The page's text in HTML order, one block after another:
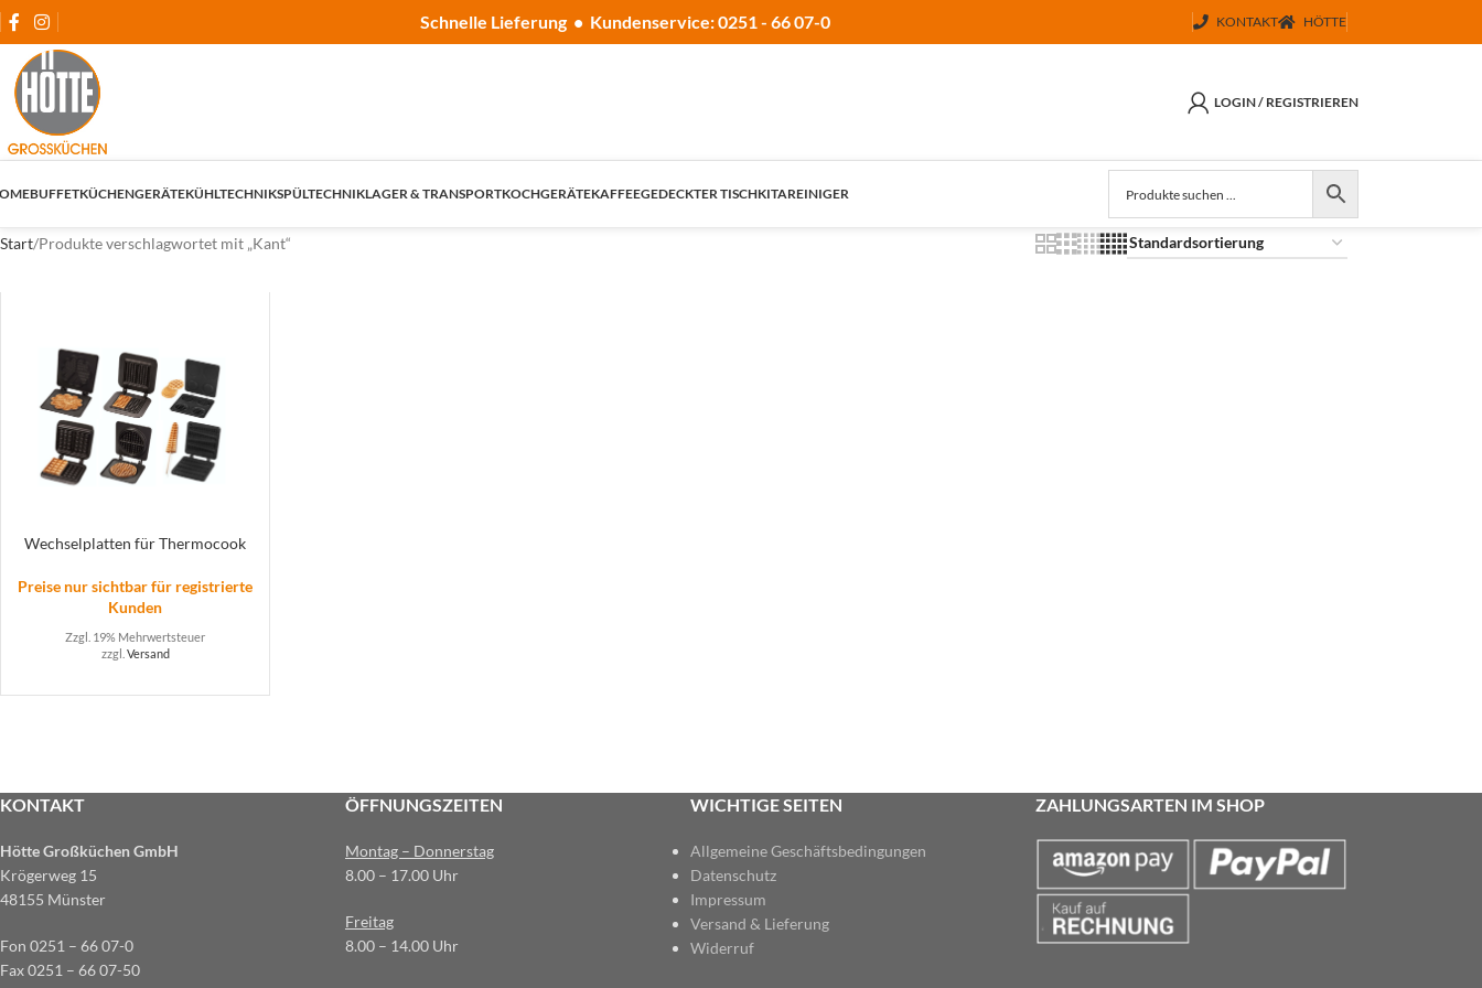
Schnelle Lieferung • Kundenservice: 0251 - 66 07-0 KONTAKT HÖTTE
LOGIN / REGISTRIEREN
BUFFETKÜCHENGERÄTEKÜHLTECHNIKSPÜLTECHNIKLAGER & TRANSPORTKOCHGERÄTEKAFFEEGEDECKTER TISCHKITAREINIGER
Start Produkte verschlagwortet mit „Kant“
Wechselplatten für Thermocook
Preise nur sichtbar für registrierte
Kunden
Zzgl. 19% Mehrwertsteuer
zzgl. Versand
KONTAKT
Hötte Großküchen GmbH
Krögerweg 15
48155 Münster
Fon 0251 – 66 07-0
Fax 0251 – 66 07-50
ÖFFNUNGSZEITEN
Montag – Donnerstag
8.00 – 17.00 Uhr
Freitag
8.00 – 14.00 Uhr
WICHTIGE SEITEN
Allgemeine Geschäftsbedingungen
Datenschutz
Impressum
Versand & Lieferung
Widerruf
ZAHLUNGSARTEN IM SHOP